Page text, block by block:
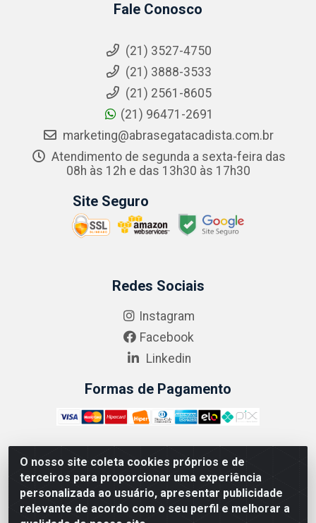
O nosso site coleta cookies próprios e de
terceiros para proporcionar uma experiência
personalizada ao usuário, apresentar publicidade
relevante de acordo com o seu perfil e melhorar a
Fale Conosco
(21) 3527-4750
(21) 3888-3533
(21) 2561-8605
(21) 96471-2691
marketing@abrasegatacadista.com.br
Atendimento de segunda a sexta-feira das
08h às 12h e das 13h30 às 17h30
Site Seguro
Redes Sociais
Instagram
Facebook
Linkedin
Formas de Pagamento
ABRASEG COMÉRCIO ATACADISTA LTDA - CNPJ:
10.894.768/0001-00 - Avenida Lobo Júnior, 1045 -
Penha Circular - Rio de Janeiro - RJ - CEP 21020-124